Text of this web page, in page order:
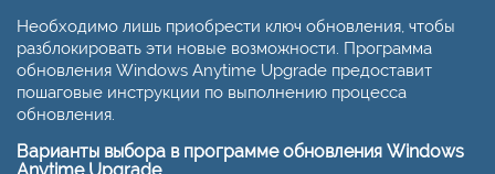
Необходимо лишь приобрести ключ обновления, чтобы
разблокировать эти новые возможности. Программа
обновления Windows Anytime Upgrade предоставит
пошаговые инструкции по выполнению процесса
обновления.
Варианты выбора в программе обновления Windows